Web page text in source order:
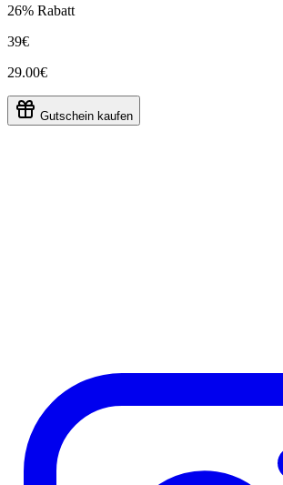
26% Rabatt
39€
29.00€
Gutschein kaufen